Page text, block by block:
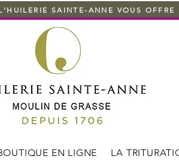
SAINTE-ANNE VOUS OFFRE
EN LIGNE LA